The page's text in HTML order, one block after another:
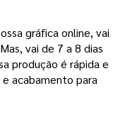
gráfica online, vai
vai de 7 a 8 dias
produção é rápida e
acabamento para